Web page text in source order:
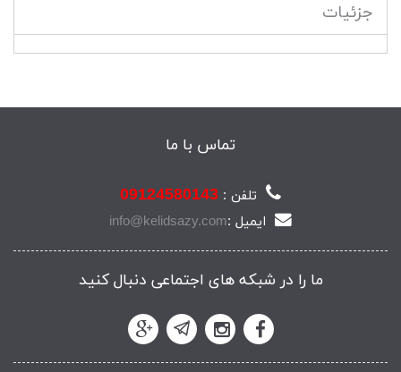
جزئیات
تماس با ما
تلفن : 09124580143
ایمیل :info@kelidsazy.com
ما را در شبکه های اجتماعی دنبال کنید